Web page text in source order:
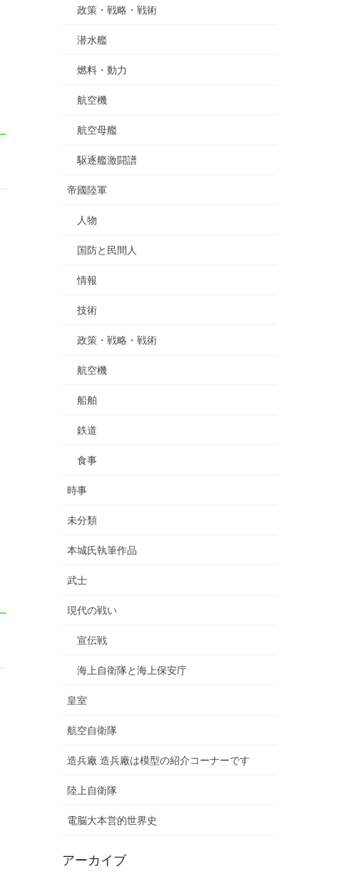
政策・戦略・戦術
潜水艦
燃料・動力
航空機
航空母艦
駆逐艦激闘譜
帝國陸軍
人物
国防と民間人
情報
技術
政策・戦略・戦術
航空機
船舶
鉄道
食事
時事
未分類
本城氏執筆作品
武士
現代の戦い
宣伝戦
海上自衛隊と海上保安庁
皇室
航空自衛隊
造兵廠 造兵廠は模型の紹介コーナーです
陸上自衛隊
電脳大本営的世界史
アーカイブ